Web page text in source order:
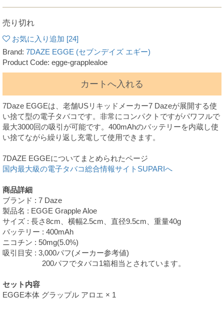
売り切れ
お気に入り追加 [24]
Brand: 7DAZE EGGE (セブンデイズ エギー)
Product Code: egge-grapplealoe
カートへ入れる
7Daze EGGEは、老舗USリキッドメーカー7 Dazeが展開する使
い捨て型の電子タバコです。非常にコンパクトですがパワフルで
最大3000回の吸引が可能です。400mAhのバッテリーを内蔵し使
い捨てながら繰り返し充電して使用できます。
7DAZE EGGEについてまとめられたページ
国内最大級の電子タバコ総合情報サイトSUPARIへ
商品詳細
ブランド : 7 Daze
製品名 : EGGE Grapple Aloe
サイズ : 長さ8cm、横幅2.5cm、直径9.5cm、重量40g
バッテリー : 400mAh
ニコチン : 50mg(5.0%)
吸引目安 : 3,000パフ(メーカー参考値)
200パフでタバコ1箱相当とされています。
セット内容
EGGE本体 グラップル アロエ × 1